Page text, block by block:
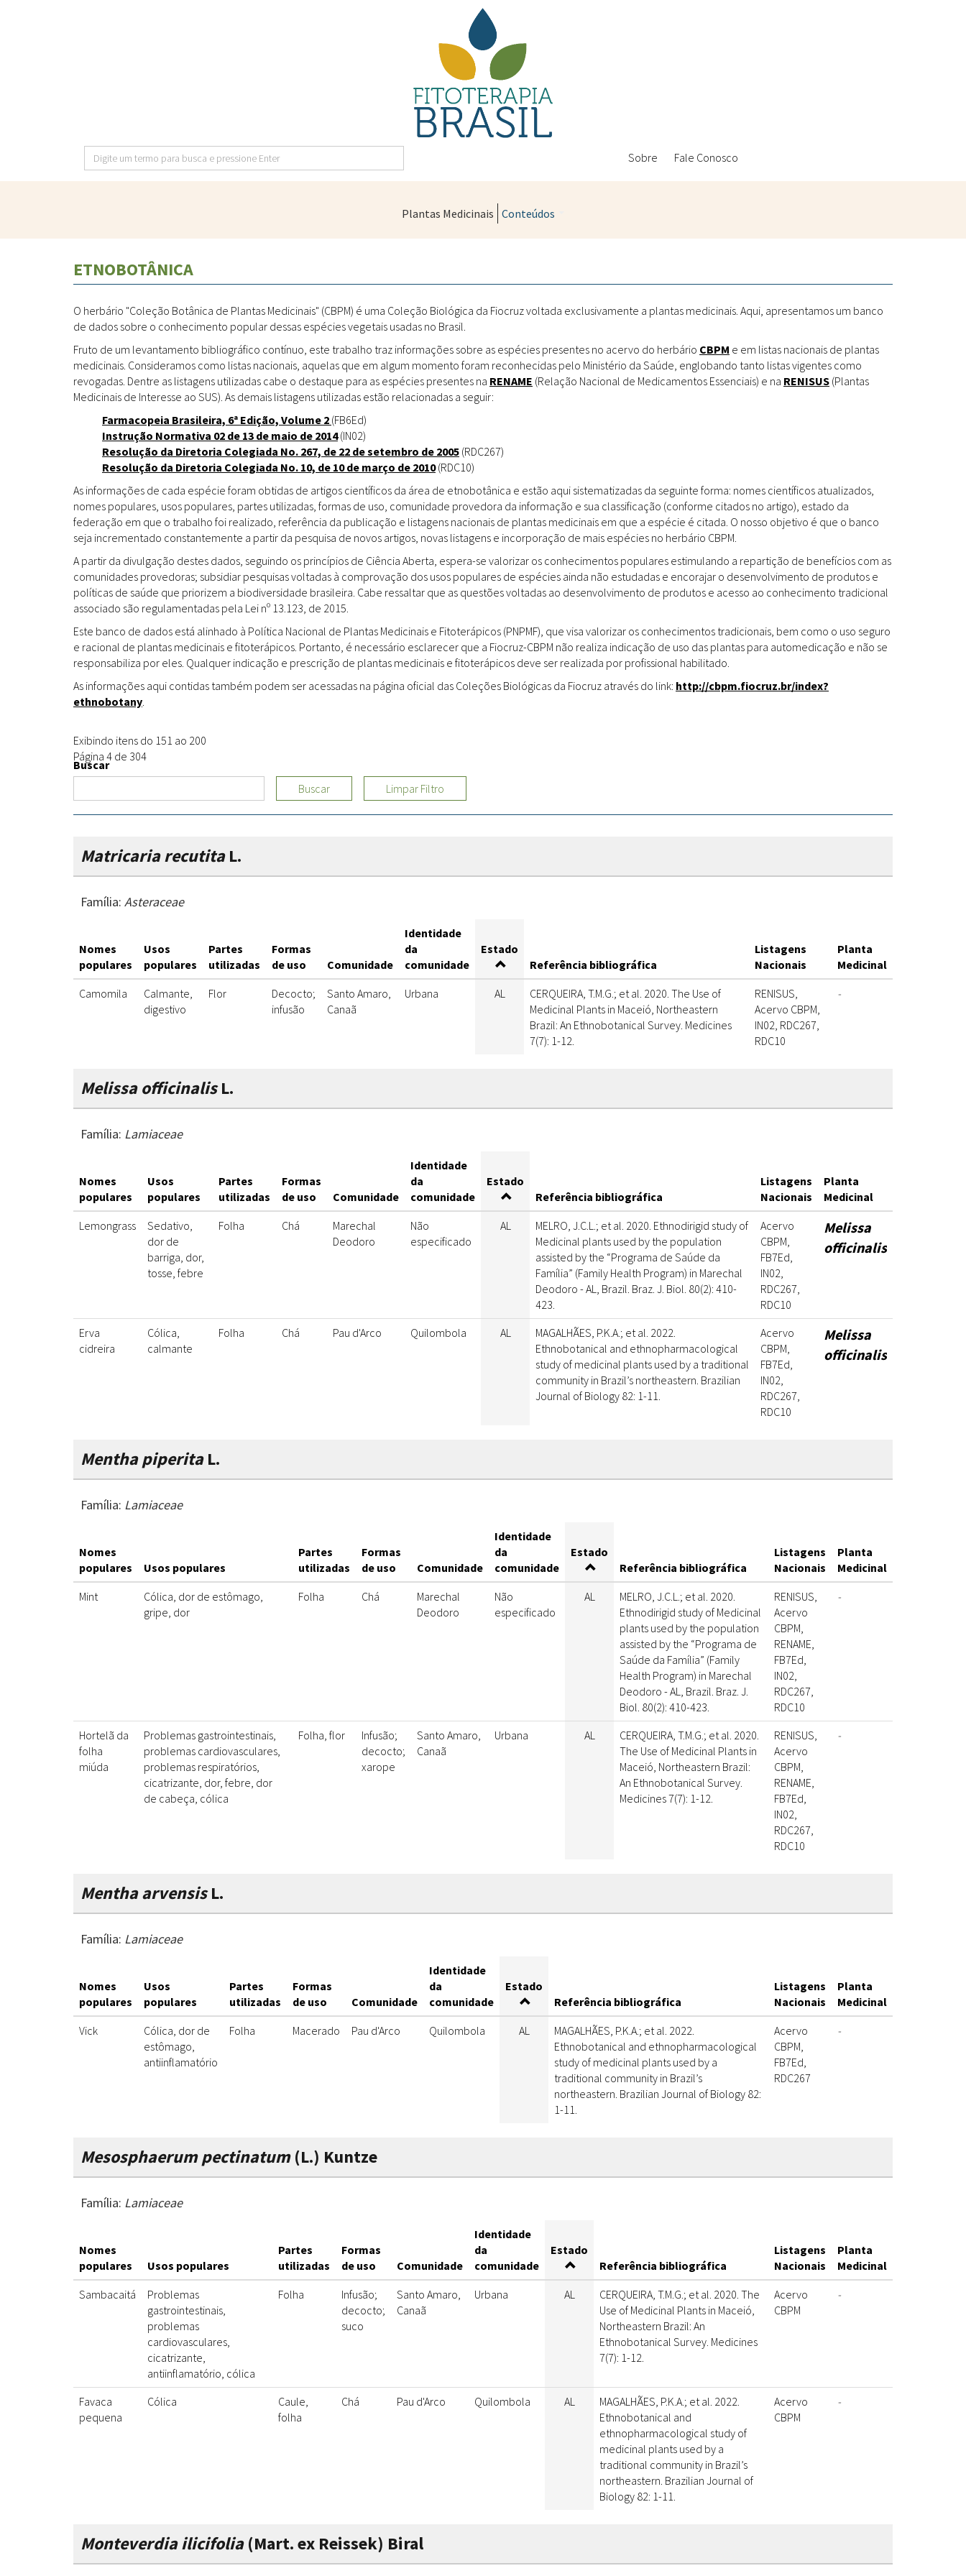
pressione
Enter
Sobre Fale Conosco
Plantas Medicinais Conteúdos
Sanitárias
Políticas
Metodologias
Farmácias Vivas
Medicinais
Conceitos
Livros
Periódicos
Produções Acadêmicas
Todos
Grupos de Pesquisa
Sementes, Mudas &
Plantas
Produto & Indústria Padrões
Fitoterápicos
Educação & Arte
Sites
ETNOBOTÂNICA
O herbário "Coleção Botânica de Plantas Medicinais" (CBPM) é uma Coleção Biológica da Fiocruz voltada exclusivamente a plantas medicinais. Aqui, apresentamos um banco
de dados sobre o conhecimento popular dessas espécies vegetais usadas no Brasil.
Fruto de um levantamento bibliográfico contínuo, este trabalho traz informações sobre as espécies presentes no acervo do herbário CBPM e em listas nacionais de plantas
medicinais. Consideramos como listas nacionais, aquelas que em algum momento foram reconhecidas pelo Ministério da Saúde, englobando tanto listas vigentes como
revogadas. Dentre as listagens utilizadas cabe o destaque para as espécies presentes na RENAME (Relação Nacional de Medicamentos Essenciais) e na RENISUS (Plantas
Medicinais de Interesse ao SUS). As demais listagens utilizadas estão relacionadas a seguir:
Farmacopeia Brasileira, 6ª Edição, Volume 2 (FB6Ed)
Instrução Normativa 02 de 13 de maio de 2014(IN02)
Resolução da Diretoria Colegiada No. 267, de 22 de setembro de 2005 (RDC267)
Resolução da Diretoria Colegiada No. 10, de 10 de março de 2010(RDC10)
As informações de cada espécie foram obtidas de artigos científicos da área de etnobotânica e estão aqui sistematizadas da seguinte forma: nomes científicos atualizados,
nomes populares, usos populares, partes utilizadas, formas de uso, comunidade provedora da informação e sua classificação (conforme citados no artigo), estado da
federação em que o trabalho foi realizado, referência da publicação e listagens nacionais de plantas medicinais em que a espécie é citada. O nosso objetivo é que o banco
seja incrementado constantemente a partir da pesquisa de novos artigos, novas listagens e incorporação de mais espécies no herbário CBPM.
A partir da divulgação destes dados, seguindo os princípios de Ciência Aberta, espera-se valorizar os conhecimentos populares estimulando a repartição de benefícios com as
comunidades provedoras; subsidiar pesquisas voltadas à comprovação dos usos populares de espécies ainda não estudadas e encorajar o desenvolvimento de produtos e
políticas de saúde que priorizem a biodiversidade brasileira. Cabe ressaltar que as questões voltadas ao desenvolvimento de produtos e acesso ao conhecimento tradicional
associado são regulamentadas pela Lei nº 13.123, de 2015.
Este banco de dados está alinhado à Política Nacional de Plantas Medicinais e Fitoterápicos (PNPMF), que visa valorizar os conhecimentos tradicionais, bem como o uso seguro
e racional de plantas medicinais e fitoterápicos. Portanto, é necessário esclarecer que a Fiocruz-CBPM não realiza indicação de uso das plantas para automedicação e não se
responsabiliza por eles. Qualquer indicação e prescrição de plantas medicinais e fitoterápicos deve ser realizada por profissional habilitado.
As informações aqui contidas também podem ser acessadas na página oficial das Coleções Biológicas da Fiocruz através do link: http://cbpm.fiocruz.br/index?
ethnobotany.
Exibindo itens do 151 ao 200
Página 4 de 304
Buscar
Buscar
Limpar Filtro
Matricaria recutitaL.
Família: Asteraceae
Nomes
populares
Usos
populares
Partes
utilizadas
Formas
de uso
Comunidade
Identidade
da
comunidade
Estado
Referência bibliográfica
Listagens
Nacionais
Planta
Medicinal
Camomila
Calmante,
digestivo
Flor
Decocto;
infusão
Santo Amaro,
Canaã
Urbana AL
CERQUEIRA, T.M.G.; et al. 2020. The Use of
Medicinal Plants in Maceió, Northeastern
Brazil: An Ethnobotanical Survey. Medicines
7(7): 1-12.
RENISUS,
Acervo CBPM,
IN02, RDC267,
RDC10
-
Melissa officinalisL.
Família: Lamiaceae
Nomes
populares
Usos
populares
Partes
utilizadas
Formas
de uso
Comunidade
Identidade
da
comunidade
Estado
Referência bibliográfica
Listagens
Nacionais
Planta
Medicinal
Lemongrass
Sedativo,
dor de
barriga, dor,
tosse, febre
Folha Chá
Marechal
Deodoro
Não
especificado
AL
MELRO, J.C.L.; et al. 2020. Ethnodirigid study of
Medicinal plants used by the population
assisted by the “Programa de Saúde da
Família” (Family Health Program) in Marechal
Deodoro - AL, Brazil. Braz. J. Biol. 80(2): 410-
423.
Acervo
CBPM,
FB7Ed,
IN02,
RDC267,
RDC10
Melissa
officinalis
Erva
cidreira
Cólica,
calmante
Folha Chá Pau d'Arco Quilombola AL
MAGALHÃES, P.K.A.; et al. 2022.
Ethnobotanical and ethnopharmacological
study of medicinal plants used by a traditional
community in Brazil’s northeastern. Brazilian
Journal of Biology 82: 1-11.
Acervo
CBPM,
FB7Ed,
IN02,
RDC267,
RDC10
Melissa
officinalis
Mentha piperitaL.
Família: Lamiaceae
Nomes
populares
Usos populares
Partes
utilizadas
Formas
de uso
Comunidade
Identidade
da
comunidade
Estado
Referência bibliográfica
Listagens
Nacionais
Planta
Medicinal
Mint
Cólica, dor de estômago,
gripe, dor
Folha Chá
Marechal
Deodoro
Não
especificado
AL
MELRO, J.C.L.; et al. 2020.
Ethnodirigid study of Medicinal
plants used by the population
assisted by the “Programa de
Saúde da Família” (Family
Health Program) in Marechal
Deodoro - AL, Brazil. Braz. J.
Biol. 80(2): 410-423.
RENISUS,
Acervo
CBPM,
RENAME,
FB7Ed,
IN02,
RDC267,
RDC10
-
Hortelã da
folha
miúda
Problemas gastrointestinais,
problemas cardiovasculares,
problemas respiratórios,
cicatrizante, dor, febre, dor
de cabeça, cólica
Folha, flor
Infusão;
decocto;
xarope
Santo Amaro,
Canaã
Urbana AL
CERQUEIRA, T.M.G.; et al. 2020.
The Use of Medicinal Plants in
Maceió, Northeastern Brazil:
An Ethnobotanical Survey.
Medicines 7(7): 1-12.
RENISUS,
Acervo
CBPM,
RENAME,
FB7Ed,
IN02,
RDC267,
RDC10
-
Mentha arvensisL.
Família: Lamiaceae
Nomes
populares
Usos
populares
Partes
utilizadas
Formas
de uso
Comunidade
Identidade
da
comunidade
Estado
Referência bibliográfica
Listagens
Nacionais
Planta
Medicinal
Vick
Cólica, dor de
estômago,
antiinflamatório
Folha Macerado Pau d'Arco Quilombola AL
MAGALHÃES, P.K.A.; et al. 2022.
Ethnobotanical and ethnopharmacological
study of medicinal plants used by a
traditional community in Brazil’s
northeastern. Brazilian Journal of Biology 82:
1-11.
Acervo
CBPM,
FB7Ed,
RDC267
-
Mesosphaerum pectinatum(L.) Kuntze
Família: Lamiaceae
Nomes
populares
Usos populares
Partes
utilizadas
Formas
de uso
Comunidade
Identidade
da
comunidade
Estado
Referência bibliográfica
Listagens
Nacionais
Planta
Medicinal
Sambacaitá
Problemas
gastrointestinais,
problemas
cardiovasculares,
cicatrizante,
antiinflamatório, cólica
Folha
Infusão;
decocto;
suco
Santo Amaro,
Canaã
Urbana AL
CERQUEIRA, T.M.G.; et al. 2020. The
Use of Medicinal Plants in Maceió,
Northeastern Brazil: An
Ethnobotanical Survey. Medicines
7(7): 1-12.
Acervo
CBPM
-
Favaca
pequena
Cólica
Caule,
folha
Chá Pau d'Arco Quilombola AL
MAGALHÃES, P.K.A.; et al. 2022.
Ethnobotanical and
ethnopharmacological study of
medicinal plants used by a
traditional community in Brazil’s
northeastern. Brazilian Journal of
Biology 82: 1-11.
Acervo
CBPM
-
Monteverdia ilicifolia(Mart. ex Reissek) Biral